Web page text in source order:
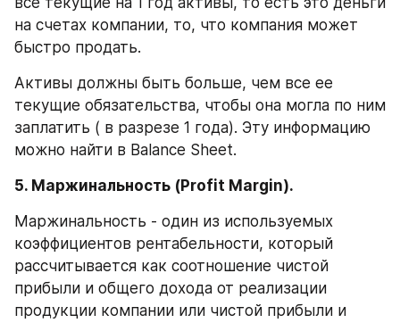
на счетах компании, то, что компания может
быстро продать.
Активы должны быть больше, чем все ее
текущие обязательства, чтобы она могла по ним
заплатить ( в разрезе 1 года). Эту информацию
можно найти в Balance Sheet.
5. Маржинальность (Profit Margin).
Маржинальность - один из используемых
коэффициентов рентабельности, который
рассчитывается как соотношение чистой
прибыли и общего дохода от реализации
продукции компании или чистой прибыли и